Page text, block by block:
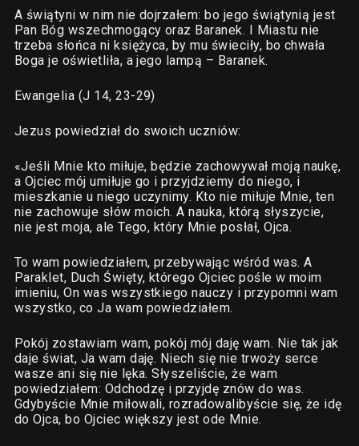
A świątyni w nim nie dojrzałem: bo jego świątynią jest
Pan Bóg wszechmogący oraz Baranek. I Miastu nie
trzeba słońca ni księżyca, by mu świeciły, bo chwała
Boga je oświetliła, a jego lampą – Baranek.
Ewangelia (J 14, 23-29)
Jezus powiedział do swoich uczniów:
«Jeśli Mnie kto miłuje, będzie zachowywał moją naukę,
a Ojciec mój umiłuje go i przyjdziemy do niego, i
mieszkanie u niego uczynimy. Kto nie miłuje Mnie, ten
nie zachowuje słów moich. A nauka, którą słyszycie,
nie jest moja, ale Tego, który Mnie posłał, Ojca.
To wam powiedziałem, przebywając wśród was. A
Paraklet, Duch Święty, którego Ojciec pośle w moim
imieniu, On was wszystkiego nauczy i przypomni wam
wszystko, co Ja wam powiedziałem.
Pokój zostawiam wam, pokój mój daję wam. Nie tak jak
daje świat, Ja wam daję. Niech się nie trwoży serce
wasze ani się nie lęka. Słyszeliście, że wam
powiedziałem: Odchodzę i przyjdę znów do was.
Gdybyście Mnie miłowali, rozradowalibyście się, że idę
do Ojca, bo Ojciec większy jest ode Mnie.